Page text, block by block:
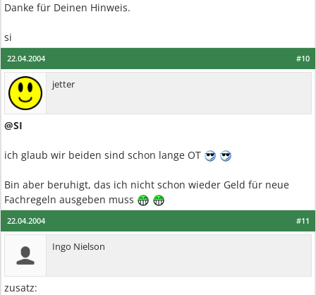
Danke für Deinen Hinweis.
si
#10
22.04.2004
jetter
@SI
ich glaub wir beiden sind schon lange OT
Bin aber beruhigt, das ich nicht schon wieder Geld für neue
Fachregeln ausgeben muss
#11
22.04.2004
Ingo Nielson
zusatz: